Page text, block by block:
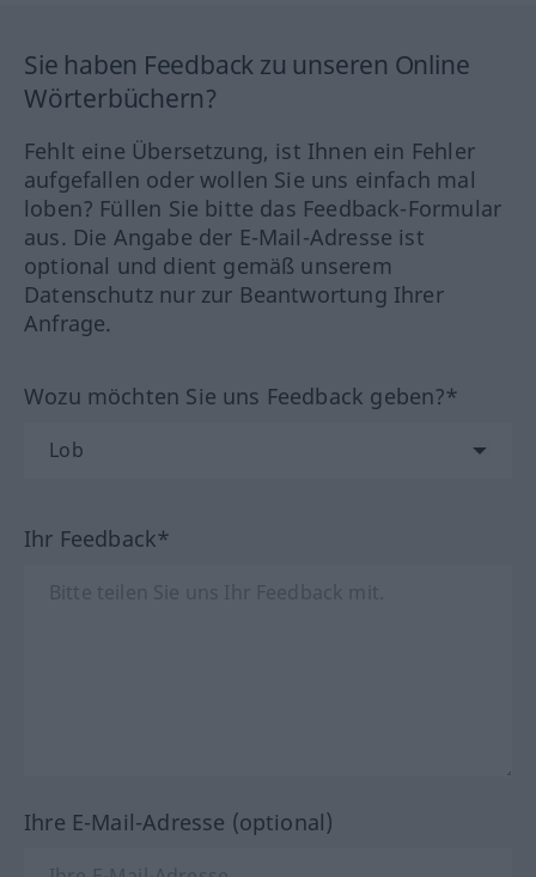
Sie haben Feedback zu unseren Online
Wörterbüchern?
Fehlt eine Übersetzung, ist Ihnen ein Fehler
aufgefallen oder wollen Sie uns einfach mal
loben? Füllen Sie bitte das Feedback-Formular
aus. Die Angabe der E-Mail-Adresse ist
optional und dient gemäß unserem
Datenschutz nur zur Beantwortung Ihrer
Anfrage.
Wozu möchten Sie uns Feedback geben?*
Ihr Feedback*
Ihre E-Mail-Adresse (optional)